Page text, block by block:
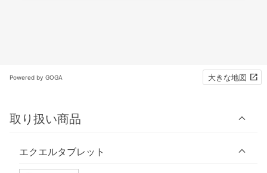
Powered by GOGA 大きな地図
取り扱い商品
エクエルタブレット